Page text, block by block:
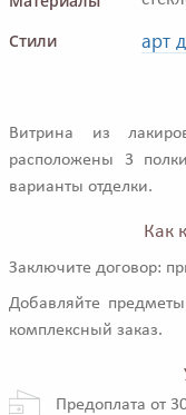
Стили арт
Витрина из
расположены 3
варианты отделки.
Как
Заключите договор:
Добавляйте
комплексный заказ.
Предоплата от